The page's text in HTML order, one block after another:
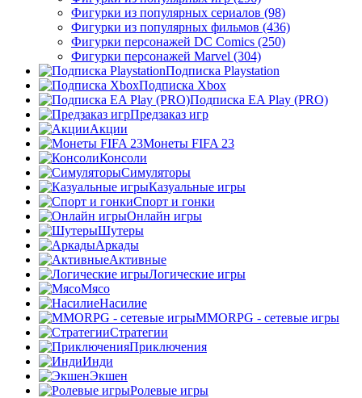
Фигурки из популярных сериалов (98)
Фигурки из популярных фильмов (436)
Фигурки персонажей DC Comics (250)
Фигурки персонажей Marvel (304)
Подписка Playstation
Подписка Xbox
Подписка EA Play (PRO)
Предзаказ игр
Акции
Монеты FIFA 23
Консоли
Симуляторы
Казуальные игры
Спорт и гонки
Онлайн игры
Шутеры
Аркады
Активные
Логические игры
Мясо
Насилие
MMORPG - сетевые игры
Стратегии
Приключения
Инди
Экшен
Ролевые игры